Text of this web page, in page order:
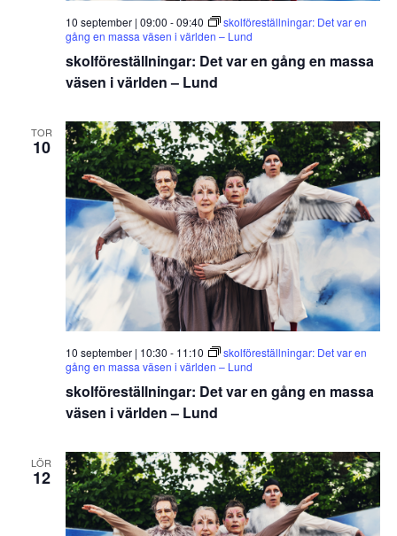
skolföreställningar: Det var en gång en massa
väsen i världen – Lund
10 september | 09:00 -09:40
skolföreställningar: Det var en
gång en massa väsen i världen – Lund
TOR
10
skolföreställningar: Det var en gång en massa
väsen i världen – Lund
10 september | 10:30 - 11:10
skolföreställningar: Det var en
gång en massa väsen i världen – Lund
LÖR
12